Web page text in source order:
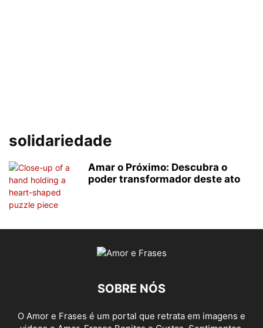
solidariedade
Amar o Próximo: Descubra o
poder transformador deste ato
SOBRE NÓS
O Amor e Frases é um portal que retrata em imagens e